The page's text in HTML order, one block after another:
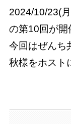
2024/10/23(
の第10回が開
今回はぜんち
秋様をホスト